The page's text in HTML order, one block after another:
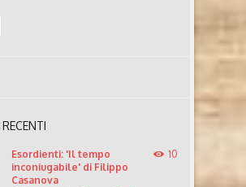
Esordienti: 'Il tempo
inconiugabile' di Filippo
Casanova
10